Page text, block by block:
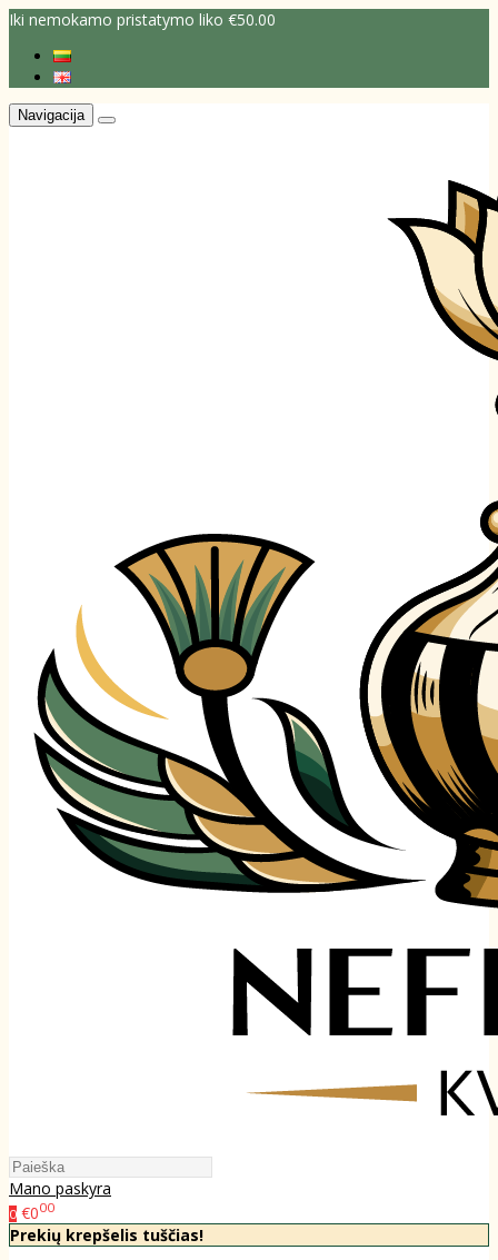
Iki nemokamo pristatymo liko €50.00
Navigacija
Mano paskyra
0 €000
Prekių krepšelis tuščias!